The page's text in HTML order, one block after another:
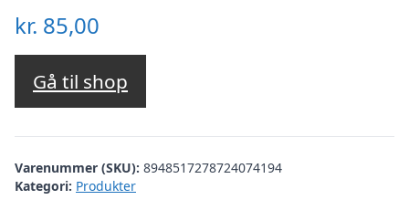
kr. 85,00
Gå til shop
Varenummer (SKU): 8948517278724074194
Kategori: Produkter